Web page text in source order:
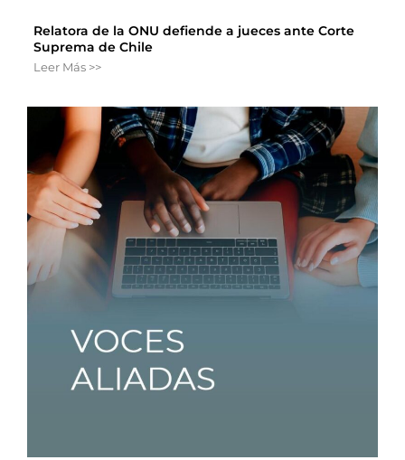
Relatora de la ONU defiende a jueces ante Corte
Suprema de Chile
Leer Más >>